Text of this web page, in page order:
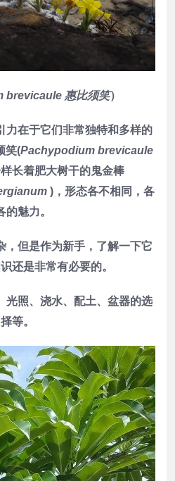
brevicaule 惠比须笑）
力在于它们非常独特和多样的
笑(Pachypodium brevicaule
长着肥大树干的鬼金棒
)，形态各不相同，各
的魅力。
，但是作为新手，了解一下它
还是非常有必要的。
光照、浇水、配土、盆器的选
择等。